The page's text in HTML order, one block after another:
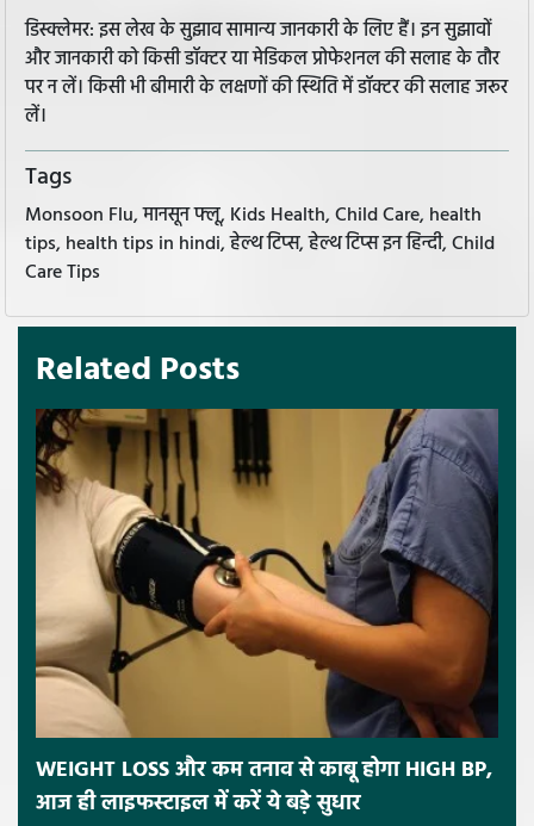
डिस्क्लेमर: इस लेख के सुझाव सामान्य जानकारी के लिए हैं। इन सुझावों
और जानकारी को किसी डॉक्टर या मेडिकल प्रोफेशनल की सलाह के तौर
पर न लें। किसी भी बीमारी के लक्षणों की स्थिति में डॉक्टर की सलाह जरूर
लें।
Tags
Monsoon Flu, मानसून फ्लू, Kids Health, Child Care, health
tips, health tips in hindi, हेल्थ टिप्स, हेल्थ टिप्स इन हिन्दी, Child
Care Tips
Related Posts
WEIGHT LOSS और कम तनाव से काबू होगा HIGH BP,
आज ही लाइफस्टाइल में करें ये बड़े सुधार